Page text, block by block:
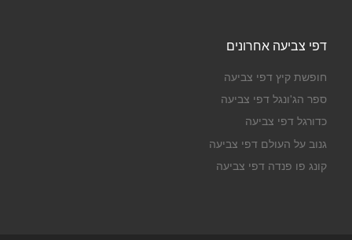
דפי צביעה אחרונים
חופשת קיץ דפי צביעה
ספר הג'ונגל דפי צביעה
כדורגל דפי צביעה
גנוב על העולם דפי צביעה
קונג פו פנדה דפי צביעה